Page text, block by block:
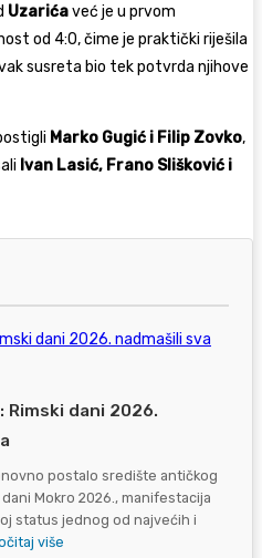
Uzarićaveć je u prvom
od 4:0, čime je praktički riješila
susreta bio tek potvrda njihove
Marko Gugić i Filip Zovko,
Ivan Lasić, Frano Slišković i
dani 2026.
postalo središte antičkog
Mokro 2026., manifestacija
status jednog od najvećih i
više